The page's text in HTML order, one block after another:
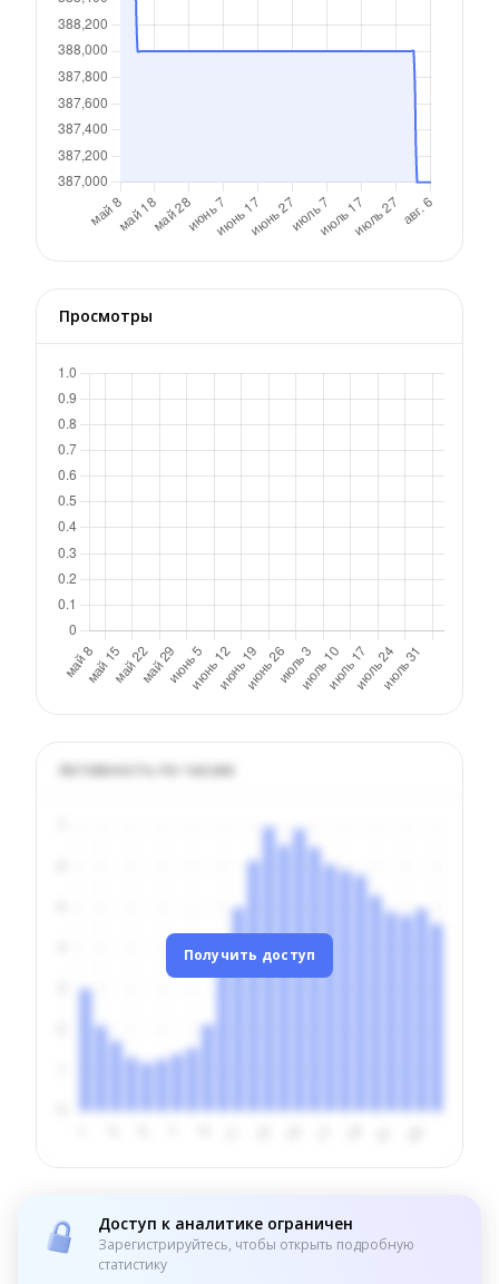
Просмотры
Активность по часам
Получить доступ
Доступ к аналитике ограничен
Зарегистрируйтесь, чтобы открыть подробную
статистику